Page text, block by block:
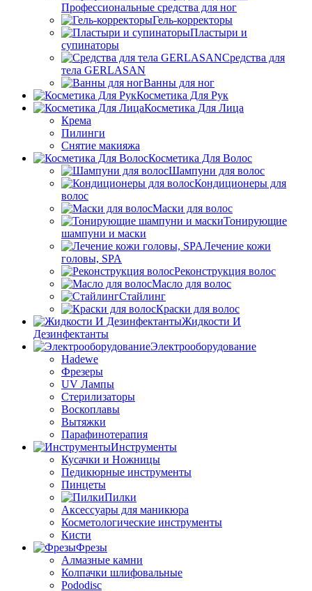
Профессиональные средства для ног
Гель-корректоры
Пластыри и
супинаторы
Средства для
тела GERLASAN
Ванны для ног
Косметика Для Рук
Косметика Для Лица
Крема
Пилинги
Снятие макияжа
Косметика Для Волос
Шампуни для волос
Кондиционеры для
волос
Маски для волос
Тонирующие
шампуни и маски
Лечение кожи
головы, SPA
Реконструкция волос
Масло для волос
Стайлинг
Краски для волос
Жидкости И
Дезинфектанты
Электрооборудование
Hadewe
Фрезеры
UV Лампы
Стерилизаторы
Воскоплавы
Вытяжки
Парафинотерапия
Инструменты
Кусачки и Ножницы
Педикюрные инструменты
Пинцеты
Пилки
Аксессуары для маникюра
Косметологические инструменты
Кисти
Фрезы
Алмазные камни
Колпачки шлифовальные
Pododisc